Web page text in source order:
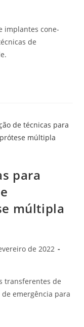
implantes cone-
de
para
múltipla
de 2022
transferentes de
emergência para